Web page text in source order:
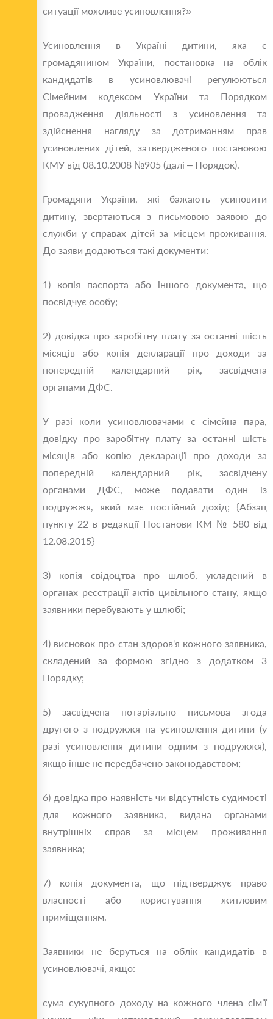
ситуації можливе усиновлення?»
Усиновлення в Україні дитини, яка є
громадянином України, постановка на облік
кандидатів в усиновлювачі регулюються
Сімейним кодексом України та Порядком
провадження діяльності з усиновлення та
здійснення нагляду за дотриманням прав
усиновлених дітей, затвердженого постановою
КМУ від 08.10.2008 №905 (далі – Порядок).
Громадяни України, які бажають усиновити
дитину, звертаються з письмовою заявою до
служби у справах дітей за місцем проживання.
До заяви додаються такі документи:
1) копія паспорта або іншого документа, що
посвідчує особу;
2) довідка про заробітну плату за останні шість
місяців або копія декларації про доходи за
попередній календарний рік, засвідчена
органами ДФС.
У разі коли усиновлювачами є сімейна пара,
довідку про заробітну плату за останні шість
місяців або копію декларації про доходи за
попередній календарний рік, засвідчену
органами ДФС, може подавати один із
подружжя, який має постійний дохід; {Абзац
пункту 22 в редакції Постанови КМ № 580 від
12.08.2015}
3) копія свідоцтва про шлюб, укладений в
органах реєстрації актів цивільного стану, якщо
заявники перебувають у шлюбі;
4) висновок про стан здоров'я кожного заявника,
складений за формою згідно з додатком 3
Порядку;
5) засвідчена нотаріально письмова згода
другого з подружжя на усиновлення дитини (у
разі усиновлення дитини одним з подружжя),
якщо інше не передбачено законодавством;
6) довідка про наявність чи відсутність судимості
для кожного заявника, видана органами
внутрішніх справ за місцем проживання
заявника;
7) копія документа, що підтверджує право
власності або користування житловим
приміщенням.
Заявники не беруться на облік кандидатів в
усиновлювачі, якщо:
сума сукупного доходу на кожного члена сім’ї